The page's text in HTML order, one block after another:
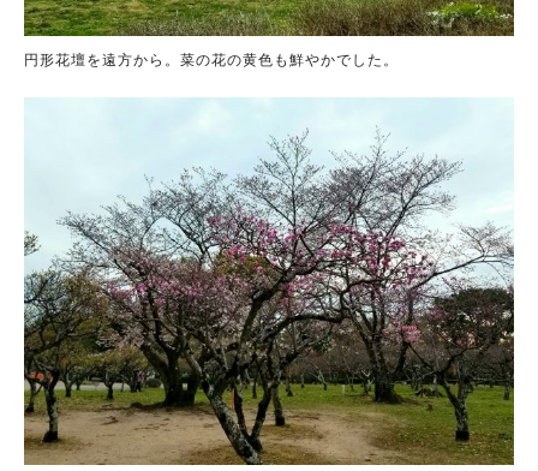
円形花壇を遠方から。菜の花の黄色も鮮やかでした。